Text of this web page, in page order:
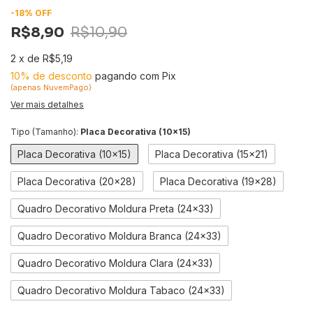
-18% OFF
R$8,90 R$10,90
2 x de R$5,19
10% de desconto pagando com Pix
(apenas NuvemPago)
Ver mais detalhes
Tipo (Tamanho): Placa Decorativa (10x15)
Placa Decorativa (10x15) Placa Decorativa (15x21)
Placa Decorativa (20x28) Placa Decorativa (19x28)
Quadro Decorativo Moldura Preta (24x33)
Quadro Decorativo Moldura Branca (24x33)
Quadro Decorativo Moldura Clara (24x33)
Quadro Decorativo Moldura Tabaco (24x33)